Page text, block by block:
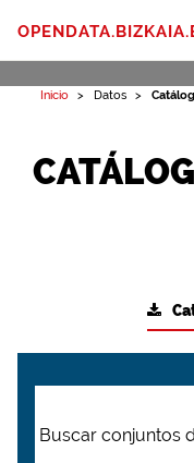
Inicio Datos